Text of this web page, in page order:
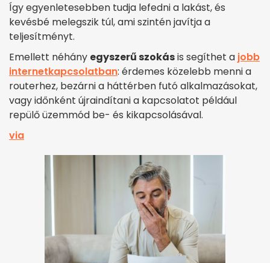
Így egyenletesebben tudja lefedni a lakást, és
kevésbé melegszik túl, ami szintén javítja a
teljesítményt.
Emellett néhány egyszerű szokásis segíthet a jobb
internetkapcsolatban: érdemes közelebb menni a
routerhez, bezárni a háttérben futó alkalmazásokat,
vagy időnként újraindítani a kapcsolatot például
repülő üzemmód be- és kikapcsolásával.
via